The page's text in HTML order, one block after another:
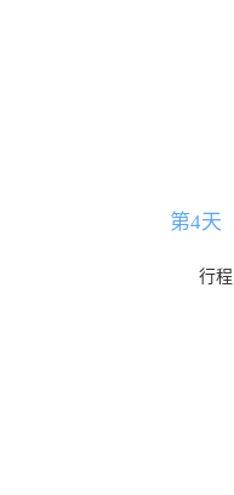
第4天
行程